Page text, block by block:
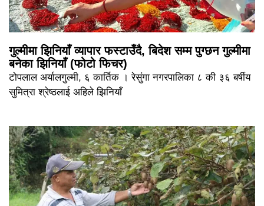
गुल्मीमा झिनियाँ व्यापार फस्टाउँदै, बिदेश सम्म पुग्छन गुल्मीमा
बनेका झिनियाँ (फोटो फिचर)
टोपलाल अर्यालगुल्मी, ६ कार्तिक । रेसुंगा नगरपालिका ८ की ३६ बर्षीय
सुमित्रा श्रेष्ठलाई अहिले झिनियाँ